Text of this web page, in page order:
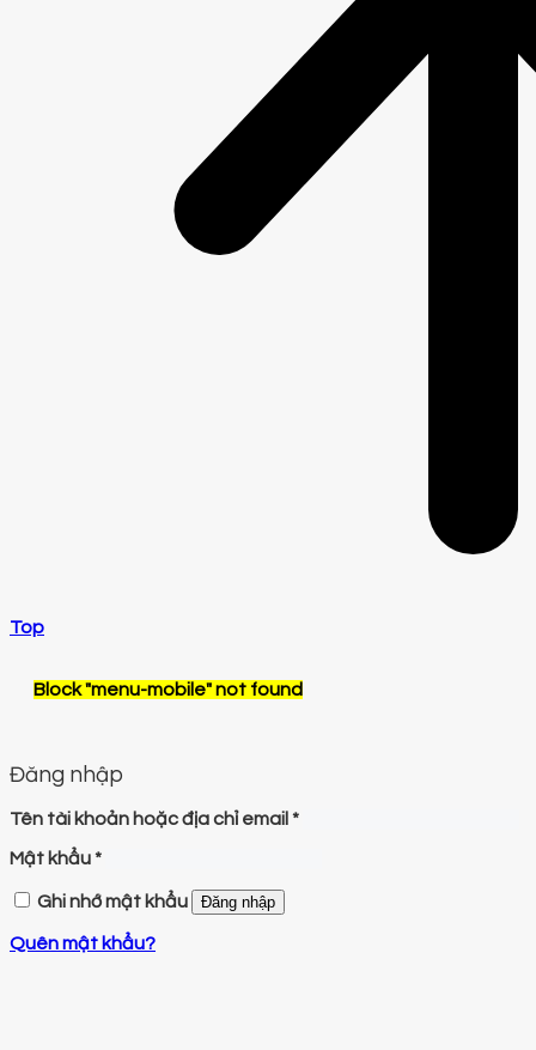
Top
Block"menu-mobile"not found
Đăng nhập
Tên tài khoản hoặc địa chỉ email *
Mật khẩu*
Ghi nhớ mật khẩu Đăng nhập
Quên mật khẩu?